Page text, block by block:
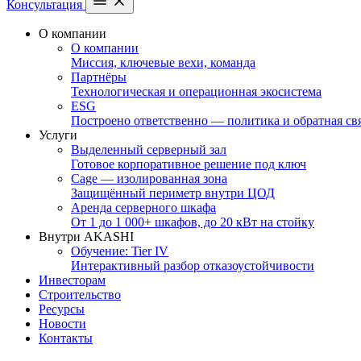
Консультация
О компании
О компании
Миссия, ключевые вехи, команда
Партнёры
Технологическая и операционная экосистема
ESG
Построено ответственно — политика и обратная
Услуги
Выделенный серверный зал
Готовое корпоративное решение под ключ
Cage — изолированная зона
Защищённый периметр внутри ЦОД
Аренда серверного шкафа
От 1 до 1 000+ шкафов, до 20 кВт на стойку
Внутри AKASHI
Обучение: Tier IV
Интерактивный разбор отказоустойчивости
Инвесторам
Строительство
Ресурсы
Новости
Контакты